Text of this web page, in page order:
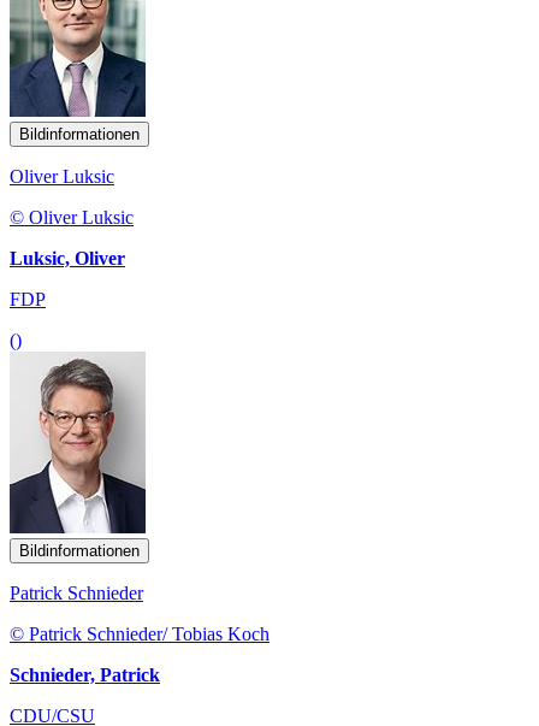
Bildinformationen
Oliver Luksic
© Oliver Luksic
Luksic, Oliver
FDP
()
Bildinformationen
Patrick Schnieder
© Patrick Schnieder/ Tobias Koch
Schnieder, Patrick
CDU/CSU